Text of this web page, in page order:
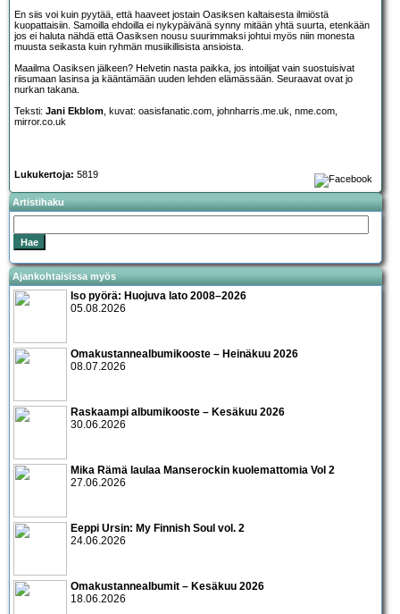
En siis voi kuin pyytää, että haaveet jostain Oasiksen kaltaisesta ilmiöstä
kuopattaisiin. Samoilla ehdoilla ei nykypäivänä synny mitään yhtä suurta, etenkään
jos ei haluta nähdä että Oasiksen nousu suurimmaksi johtui myös niin monesta
muusta seikasta kuin ryhmän musiikillisista ansioista.
Maailma Oasiksen jälkeen? Helvetin nasta paikka, jos intoilijat vain suostuisivat
riisumaan lasinsa ja kääntämään uuden lehden elämässään. Seuraavat ovat jo
nurkan takana.
Teksti: Jani Ekblom, kuvat: oasisfanatic.com, johnharris.me.uk, nme.com,
mirror.co.uk
Lukukertoja: 5819
Artistihaku
Ajankohtaisissa myös
Iso pyörä: Huojuva lato 2008–2026
05.08.2026
Omakustannealbumikooste – Heinäkuu 2026
08.07.2026
Raskaampi albumikooste – Kesäkuu 2026
30.06.2026
Mika Rämä laulaa Manserockin kuolemattomia Vol 2
27.06.2026
Eeppi Ursin: My Finnish Soul vol. 2
24.06.2026
Omakustannealbumit – Kesäkuu 2026
18.06.2026